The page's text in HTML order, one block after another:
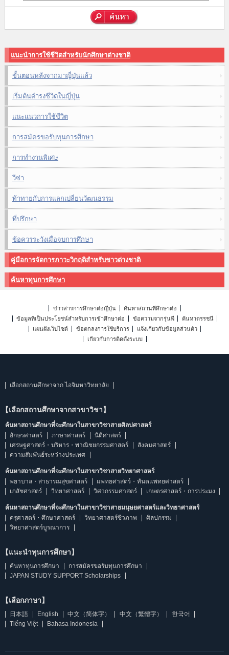
แนะนำการใช้ชีวิตสำหรับนักศึกษาต่างชาติ
ขั้นตอนหลังจากมาญี่ปุ่นแล้ว
เริ่มต้นดำรงชีวิตในญี่ปุ่น
แนะแนวการใช้ชีวิต
การสมัครขอรับทุนการศึกษา
การทำงานพิเศษ
วีซ่า
ท้าทายกับการแลกเปลี่ยนวัฒนธรรม
ที่ปรึกษา
ข้อควรระวังเมื่อจบการศึกษา
คู่มือการจัดการภาวะวิกฤติสำหรับชาวต่างชาติ
ค้นหาทุนการศึกษา
ข่าวสารการศึกษาต่อญี่ปุ่น
ค้นหาสถานที่ศึกษาต่อ
ข้อมูลที่เป็นประโยชน์สำหรับการเข้าศึกษาต่อ
ข้อความจากรุ่นพี่
ค้นหาดรรชนี
แผนผังเว็บไซต์
ข้อตกลงการใช้บริการ
แจ้งเกี่ยวกับข้อมูลส่วนตัว
เกี่ยวกับการติดตั้งระบบ
เลือกสถานศึกษาจาก ไอจิมหาวิทยาลัย
【เลือกสถานศึกษาจากสาขาวิชา】
ค้นหาสถานศึกษาที่จะศึกษาในสาขาวิชาสายศิลปศาสตร์
อักษรศาสตร์
ภาษาศาสตร์
นิติศาสตร์
เศรษฐศาสตร์・บริหาร・พาณิชยกรรมศาสตร์
สังคมศาสตร์
ความสัมพันธ์ระหว่างประเทศ
ค้นหาสถานศึกษาที่จะศึกษาในสาขาวิชาสายวิทยาศาสตร์
พยาบาล・สาธารณสุขศาสตร์
แพทยศาสตร์・ทันตแพทยศาสตร์
เภสัชศาสตร์
วิทยาศาสตร์ วิศวกรรมศาสตร์ เกษตรศาสตร์・การประมง
ค้นหาสถานศึกษาที่จะศึกษาในสาขาวิชาสายมนุษยศาสตร์และวิทยาศาสตร์
ครุศาสตร์・ศึกษาศาสตร์
วิทยาศาสตร์ชีวภาพ
ศิลปกรรม
วิทยาศาสตร์บูรณาการ
【แนะนำทุนการศึกษา】
ค้นหาทุนการศึกษา
การสมัครขอรับทุนการศึกษา
JAPAN STUDY SUPPORT Scholarships
【เลือกภาษา】
日本語 English 中文（简体字） 中文（繁體字）
한국어
Tiếng Việt
Bahasa Indonesia